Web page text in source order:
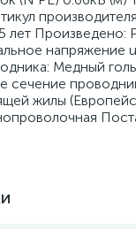
лет Произведено:
напряжение
Медный
сечение
жилы